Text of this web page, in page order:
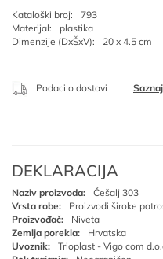
Kataloški broj:
793
Materijal:
plastika
Dimenzije (DxŠxV):
20 x 4.5 cm
Podaci o dostavi
DEKLARACIJA
Naziv proizvoda:
Češalj 303
Vrsta robe:
Proizvodi široke
Proizvođač:
Niveta
Zemlja porekla:
Hrvatska
Uvoznik:
Trioplast - Vigo com